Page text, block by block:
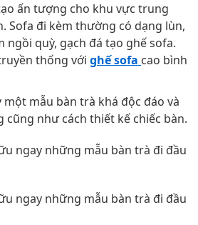
ấn tượng cho khu vực trung
Sofa đi kèm thường có dạng lùn,
ngồi quỳ, gạch đá tạo ghế sofa.
thống với ghế sofa cao bình
một mẫu bàn trà khá độc đáo và
cũng như cách thiết kế chiếc bàn.
ngay những mẫu bàn trà đi đầu
ngay những mẫu bàn trà đi đầu